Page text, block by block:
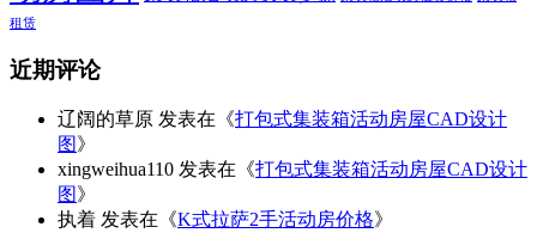
租赁
近期评论
辽阔的草原 发表在《打包式集装箱活动房屋CAD设计
图 》
xingweihua110 发表在《打包式集装箱活动房屋CAD设计
图 》
执着 发表在《K式拉萨2手活动房价格》